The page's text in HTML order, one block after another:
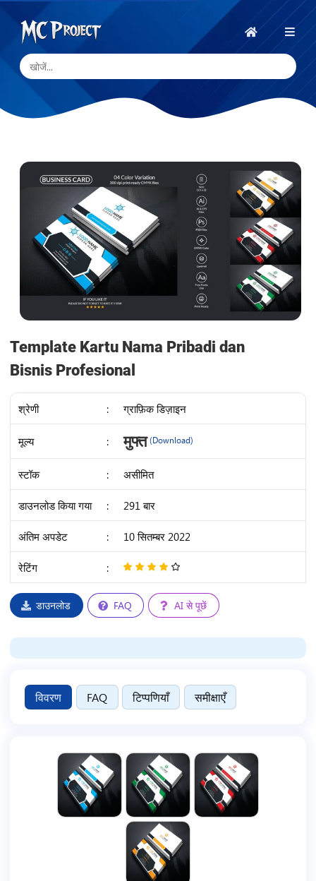
होम
Template Kartu Nama Pribadi dan
Bisnis Profesional
श्रेणी : ग्राफ़िक डिज़ाइन
मूल्य :
IDR
मुफ्त (Download)
स्टॉक : असीमित
डाउनलोड किया गया : 291 बार
अंतिम अपडेट : 10 सितम्बर 2022
रेटिंग :
/
5
डाउनलोड FAQ AI से पूछें
विवरण FAQ टिप्पणियाँ समीक्षाएँ
Project
Official
Store
डिजिटल